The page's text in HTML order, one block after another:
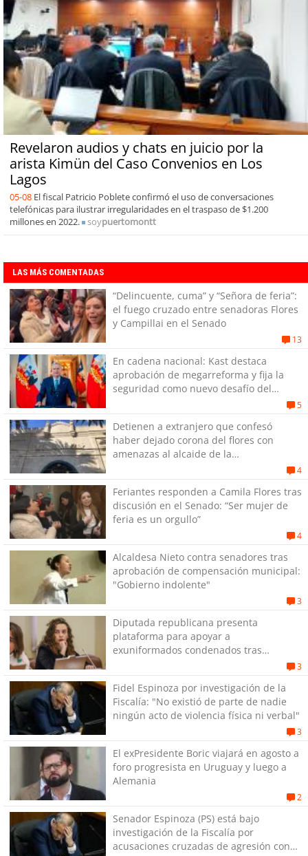
Revelaron audios y chats en juicio por la
arista Kimün del Caso Convenios en Los
Lagos
05-08 El fiscal Patricio Poblete confirmó el uso de conversaciones
telefónicas para ilustrar irregularidades en el traspaso de $1.200
millones en 2022.
soypuertomontt
LAS MÁS COMENTADAS
“Delincuente, cuma” y “Señora de feria”:
el fuego cruzado entre senadoras Flores
y Campillai en el Senado
13
En cadena nacional: Kast destaca
aprobación de megarreforma y fija la
seguridad como nuevo desafío del
5
Detienen a extranjero que confesó
haber dejado corona del flores con
amenazas al alcaide de la
4
Feriantes responden a Camila Flores tras
discusión en el Senado: “Ser mujer de
feria es un orgullo”
4
Alcaldesa Nieto contra senadores tras
aprobación de compensación municipal:
"Gobierno indolente"
3
Diputada republicana presenta
plataforma para apoyar a
exuniformados condenados tras
3
Fidel Espinoza por investigación de la
Fiscalía: "No existió de parte de nadie
ningún acto de violencia física ni verbal"
3
El exPresidente Boric viajará en agosto a
foro progresista en Uruguay y luego a
Alemania
2
Senador Espinoza (PS) está bajo
investigación de la Fiscalía por
acusaciones cruzadas de agresión con